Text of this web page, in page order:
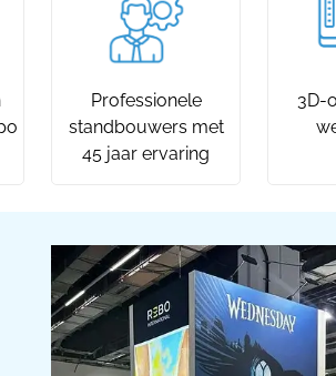
Professionele
standbouwers met
45 jaar ervaring
3D-